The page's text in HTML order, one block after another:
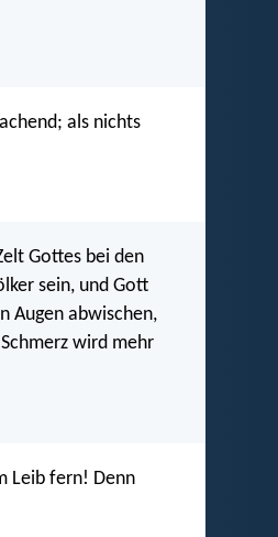
als nichts
Gottes bei den
sein, und Gott
Augen abwischen,
wird mehr
Leib fern! Denn